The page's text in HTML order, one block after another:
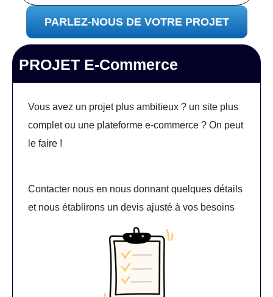
PARLEZ-NOUS DE VOTRE PROJET
PROJET E-Commerce
Vous avez un projet plus ambitieux ? un site plus
complet ou une plateforme e-commerce ? On peut
le faire !
Contacter nous en nous donnant quelques détails
et nous établirons un devis ajusté à vos besoins